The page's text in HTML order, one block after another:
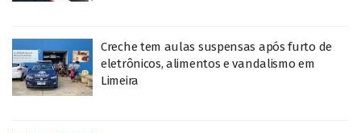
Creche tem aulas suspensas após furto de
eletrônicos, alimentos e vandalismo em
Limeira